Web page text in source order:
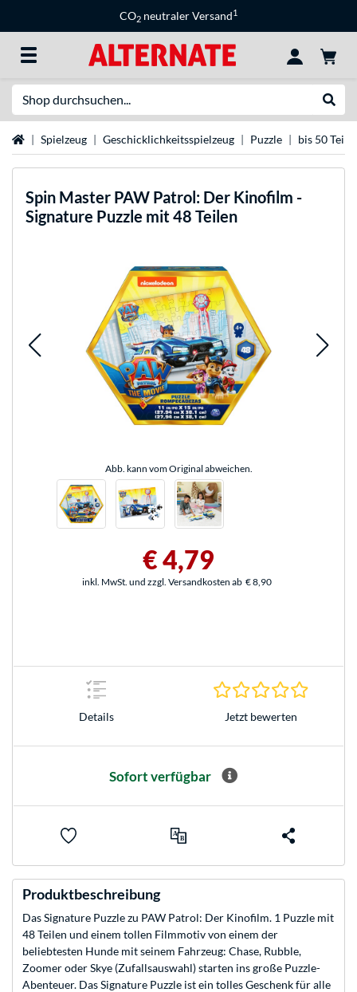
CO2 neutraler Versand1
StartseiteSpielzeug Geschicklichkeitsspielzeug Puzzle bis 50 Teile
Spin Master PAW Patrol: Der Kinofilm -
Signature Puzzle mit 48 Teilen
Abb. kann vom Original abweichen.
€ 4,79
inkl. MwSt. und zzgl. Versandkosten ab € 8,90
Details Jetzt bewerten
Sofort verfügbar
Produktbeschreibung
Das Signature Puzzle zu PAW Patrol: Der Kinofilm. 1 Puzzle mit
48 Teilen und einem tollen Filmmotiv von einem der
beliebtesten Hunde mit seinem Fahrzeug: Chase, Rubble,
Zoomer oder Skye (Zufallsauswahl) starten ins große Puzzle-
Abenteuer. Das Signature Puzzle ist ein tolles Geschenk für alle